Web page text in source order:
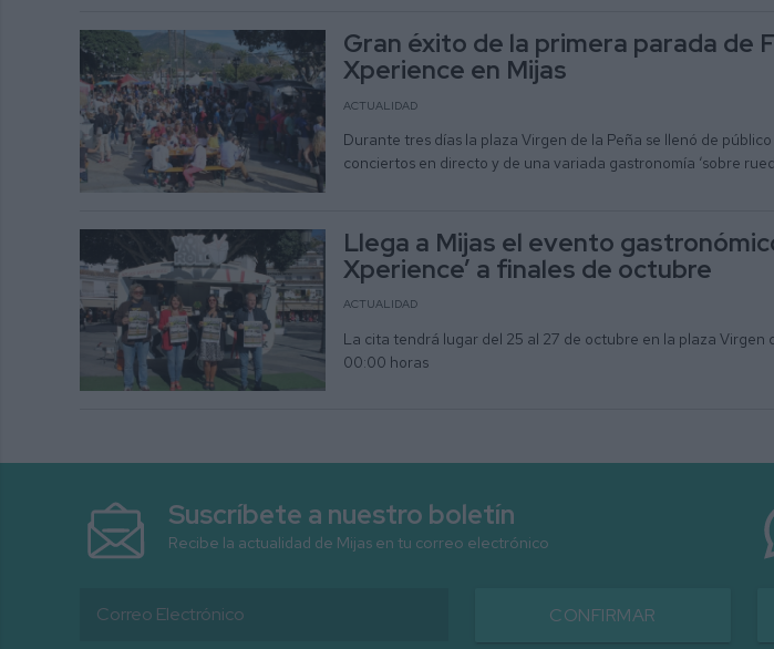
Gran éxito de la primera parada de
Xperience en Mijas
ACTUALIDAD
Durante tres días la plaza Virgen de la Peña se llenó de
conciertos en directo y de una variada gastronomía ‘sobre
Llega a Mijas el evento
Xperience’ a finales de octubre
ACTUALIDAD
La cita tendrá lugar del 25 al 27 de octubre en la plaza Virgen
00:00 horas
Suscríbete a nuestro boletín
Recibe la actualidad de Mijas en tu correo electrónico
CONFIRMAR